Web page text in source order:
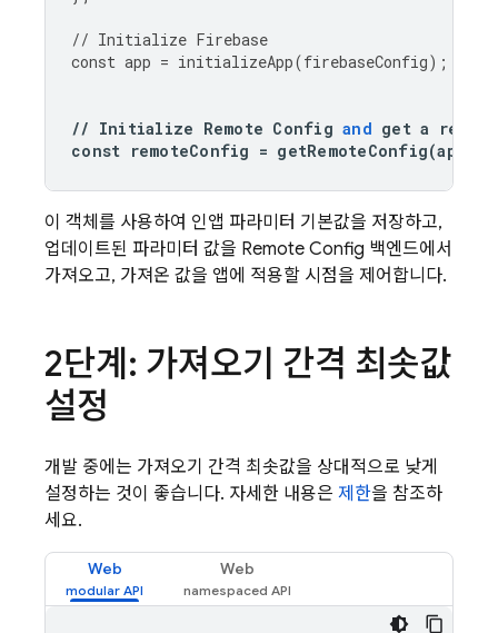
// Initialize Firebase
const app = initializeApp(firebaseConfig);
// Initialize Remote Config and get a
const remoteConfig = getRemoteConfig(app
이 객체를 사용하여 인앱 파라미터 기본값을 저장하고,
업데이트된 파라미터 값을 Remote Config 백엔드에서
가져오고, 가져온 값을 앱에 적용할 시점을 제어합니다.
2단계: 가져오기 간격 최솟값
설정
개발 중에는 가져오기 간격 최솟값을 상대적으로 낮게
설정하는 것이 좋습니다. 자세한 내용은 제한을 참조하
세요.
Web Web